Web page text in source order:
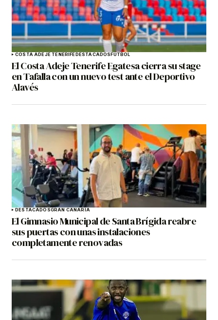
COSTA ADEJE TENERIFEDESTACADOSFÚTBOL
El Costa Adeje Tenerife Egatesa cierra su stage
en Tafalla con un nuevo test ante el Deportivo
Alavés
DESTACADOSGRAN CANARIA
El Gimnasio Municipal de Santa Brígida reabre
sus puertas con unas instalaciones
completamente renovadas